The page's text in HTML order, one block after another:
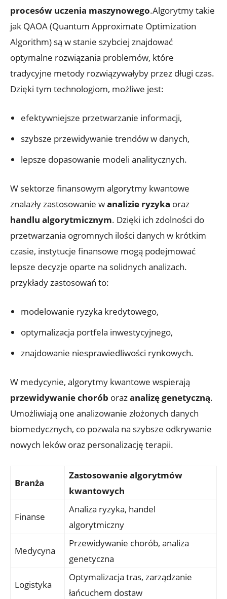
procesów uczenia maszynowego.Algorytmy takie
jak QAOA (Quantum Approximate Optimization
Algorithm) są w stanie szybciej znajdować
optymalne rozwiązania problemów, które
tradycyjne metody rozwiązywałyby przez długi czas.
Dzięki tym technologiom, możliwe jest:
efektywniejsze przetwarzanie informacji,
szybsze przewidywanie trendów w danych,
lepsze dopasowanie modeli analitycznych.
W sektorze finansowym algorytmy kwantowe
znalazły zastosowanie wanalizie ryzyka oraz
handlu algorytmicznym. Dzięki ich zdolności do
przetwarzania ogromnych ilości danych w krótkim
czasie, instytucje finansowe mogą podejmować
lepsze decyzje oparte na solidnych analizach.
przykłady zastosowań to:
modelowanie ryzyka kredytowego,
optymalizacja portfela inwestycyjnego,
znajdowanie niesprawiedliwości rynkowych.
W medycynie, algorytmy kwantowe wspierają
przewidywanie chorób orazanalizę genetyczną.
Umożliwiają one analizowanie złożonych danych
biomedycznych, co pozwala na szybsze odkrywanie
nowych leków oraz personalizację terapii.
Branża
Zastosowanie algorytmów
kwantowych
Finanse
Analiza ryzyka, handel
algorytmiczny
Medycyna
Przewidywanie chorób, analiza
genetyczna
Logistyka
Optymalizacja tras, zarządzanie
łańcuchem dostaw